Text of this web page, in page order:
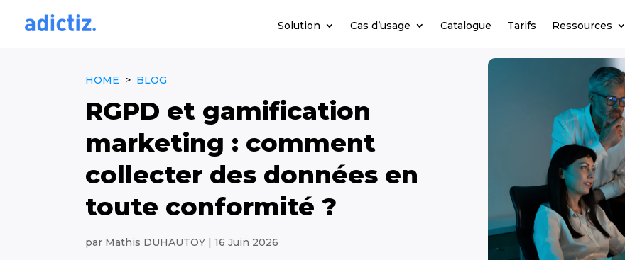
Solution Cas d’usage Catalogue Tarifs Ressources
HOME > BLOG
RGPD et gamification
marketing : comment
collecter des données en
toute conformité ?
par Mathis DUHAUTOY | 16 Juin 2026